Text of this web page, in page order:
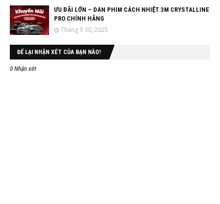
ƯU ĐÃI LỚN – DÁN PHIM CÁCH NHIỆT 3M CRYSTALLINE
PRO CHÍNH HÃNG
Tháng 9 30, 2025
ĐỂ LẠI NHẬN XÉT CỦA BẠN NÀO!
0 Nhận xét